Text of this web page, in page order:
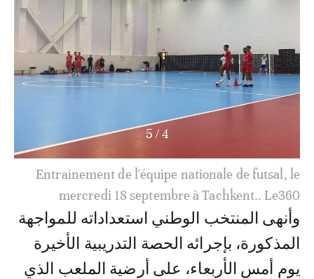
4
/
5
Entrainement de l'équipe nationale de futsal, le
mercredi 18 septembre à Tachkent.. Le360
وأنهى المنتخب الوطني استعداداته للمواجهة
المذكورة، بإجرائه الحصة التدريبية الأخيرة
يوم أمس الأربعاء، على أرضية الملعب الذي